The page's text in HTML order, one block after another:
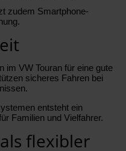
zudem Smartphone-
im VW Touran für eine gute
sicheres Fahren bei
entsteht ein
Familien und Vielfahrer.
flexibler